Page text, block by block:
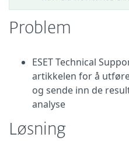
Problem
ESET Technical
artikkelen for å
og sende inn de
analyse
Løsning